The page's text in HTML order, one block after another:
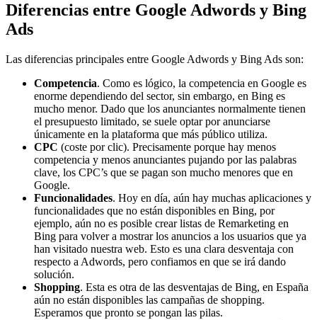
Diferencias entre Google Adwords y Bing
Ads
Las diferencias principales entre Google Adwords y Bing Ads son:
Competencia. Como es lógico, la competencia en Google es
enorme dependiendo del sector, sin embargo, en Bing es
mucho menor. Dado que los anunciantes normalmente tienen
el presupuesto limitado, se suele optar por anunciarse
únicamente en la plataforma que más público utiliza.
CPC (coste por clic). Precisamente porque hay menos
competencia y menos anunciantes pujando por las palabras
clave, los CPC’s que se pagan son mucho menores que en
Google.
Funcionalidades. Hoy en día, aún hay muchas aplicaciones y
funcionalidades que no están disponibles en Bing, por
ejemplo, aún no es posible crear listas de Remarketing en
Bing para volver a mostrar los anuncios a los usuarios que ya
han visitado nuestra web. Esto es una clara desventaja con
respecto a Adwords, pero confiamos en que se irá dando
solución.
Shopping. Esta es otra de las desventajas de Bing, en España
aún no están disponibles las campañas de shopping.
Esperamos que pronto se pongan las pilas.